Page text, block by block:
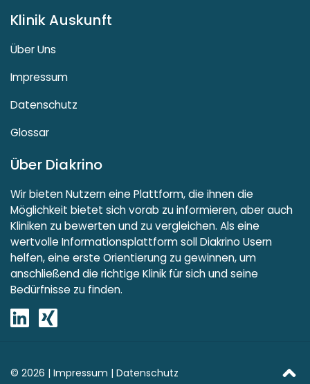
Klinik Auskunft
Über Uns
Impressum
Datenschutz
Glossar
Über Diakrino
Wir bieten Nutzern eine Plattform, die ihnen die
Möglichkeit bietet sich vorab zu informieren, aber auch
Kliniken zu bewerten und zu vergleichen. Als eine
wertvolle Informationsplattform soll Diakrino Usern
helfen, eine erste Orientierung zu gewinnen, um
anschließend die richtige Klinik für sich und seine
Bedürfnisse zu finden.
© 2026 | Impressum | Datenschutz